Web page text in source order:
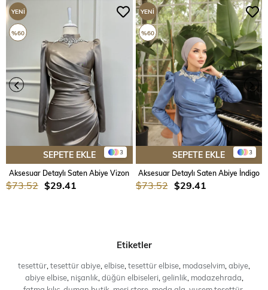
3
SEPETE EKLE
Aksesuar Detaylı Saten Abiye Vizon
$29.41
$73.52
YENI
ÜRÜN
%60
3
SEPETE EKLE
Aksesuar Detaylı Saten Abiye İndigo
$29.41
$73.52
YENI
ÜRÜN
%60
Etiketler
tesettür tesettür abiye elbise tesettür elbise modaselvim abiye
abiye elbise, nişanlık düğün elbiseleri, gelinlik modazehrada